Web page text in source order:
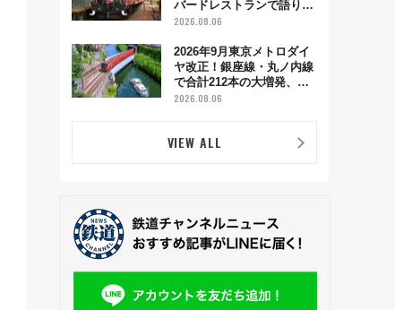
バードレストランで語り合
う秋の京都 斉藤雪乃＆福
日「京都の鉄道満喫ツア
ー」開催
2026.08.06
2026年9月東京メトロダイ
ヤ改正！銀座線・丸ノ内線
で合計212本の大増発、混
雑緩和に期待
2026.08.06
VIEW ALL